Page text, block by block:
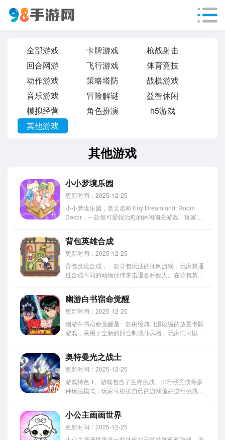
全部游戏 卡牌游戏
枪战射击
回合网游
飞行游戏
体育竞技
动作游戏
策略塔防
战棋游戏
音乐游戏
冒险解谜
益智休闲
模拟经营
角色扮演
h5游戏
其他游戏
其他游戏
小小梦境乐园
更新时间：2025-12-25
小小梦境乐园，英文名称Tiny Dreamland: Room
Decor，一款很可爱很治愈的休闲闯关游戏。玩家将
更多的乐趣，不断放置更多的家具来装饰各种各样...
背包英雄合成
更新时间：2025-12-25
背包英雄合成，一款背包玩法的休闲游戏，玩家将通
过合成不同的动物伙伴来击退各种敌人。在背包英雄
趣，击退一波接着一波的敌人来体验新的闯关乐趣
吧。 游戏中玩家放入背包...
幽游白书宿命觉醒
更新时间：2025-12-25
幽游白书宿命觉醒是一款由经典日漫改编的放置卡牌
游戏，采用了全新的回合制战斗风格，玩家们可以在
力量，一起深入不同的魔界去对抗不同的邪恶势力，
游戏中充满了超多不同...
奥特曼光之战士
更新时间：2025-12-25
游戏特色 1、游戏包含了生存挑战、排行榜竞技等多
种玩法模式，玩家可根据自己的游戏偏好进行挑战。
量福利活动，玩家无需氪金就能获得各种装备和道
具。 奥特曼光之...
小公主画画世界
更新时间：2025-12-25